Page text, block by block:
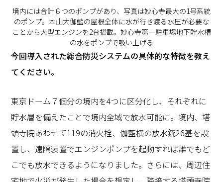
境内には合計６つのポンプがあり、写真は妙心寺最大の1号系統
のポンプ。本山大伽藍の屋根全体に水が行き渡る水圧が必要な
ことから大型エンジンを2台搭載。妙心寺第一駐車場地下貯水槽
の水をポンプで吸い上げる
―――今回導入された総合防災システムの具体的な特徴を教え
てください。
東京ドーム７個分の境内を4つに区分化し、それぞれに
貯水層を備えたことで境内全域で放水可能に。境内、塔
頭寺院あわせて119の消火栓、伽藍横の放水銃26基を設
置し、遠隔装置でエンジンポンプを起動すれば誰でもど
こでも放水できるようになりました。さらには、周辺住